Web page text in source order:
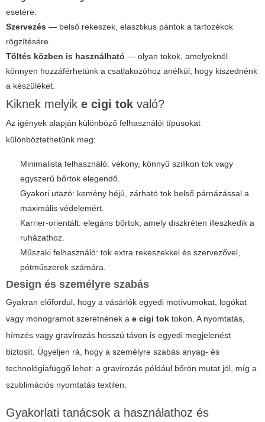
esetére.
Szervezés — belső rekeszek, elasztikus pántok a tartozékok
rögzítésére.
Töltés közben is használható — olyan tokok, amelyeknél
könnyen hozzáférhetünk a csatlakozóhoz anélkül, hogy kiszednénk
a készüléket.
Kiknek melyik e cigi tok való?
Az igények alapján különböző felhasználói típusokat
különböztethetünk meg:
Minimalista felhasználó: vékony, könnyű szilikon tok vagy
egyszerű bőrtok elegendő.
Gyakori utazó: kemény héjú, zárható tok belső párnázással a
maximális védelemért.
Karrier-orientált: elegáns bőrtok, amely diszkréten illeszkedik a
ruházathoz.
Műszaki felhasználó: tok extra rekeszekkel és szervezővel,
pótműszerek számára.
Design és személyre szabás
Gyakran előfordul, hogy a vásárlók egyedi motívumokat, logókat
vagy monogramot szeretnének a e cigi tok tokon. A nyomtatás,
hímzés vagy gravírozás hosszú távon is egyedi megjelenést
biztosít. Ügyeljen rá, hogy a személyre szabás anyag- és
technológiafüggő lehet: a gravírozás például bőrön mutat jól, míg a
szublimációs nyomtatás textilen.
Gyakorlati tanácsok a használathoz és